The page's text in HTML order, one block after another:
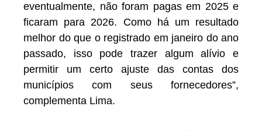
eventualmente, não foram pagas em 2025 e
ficaram para 2026. Como há um resultado
melhor do que o registrado em janeiro do ano
passado, isso pode trazer algum alívio e
permitir um certo ajuste das contas dos
municípios com seus fornecedores”,
complementa Lima.